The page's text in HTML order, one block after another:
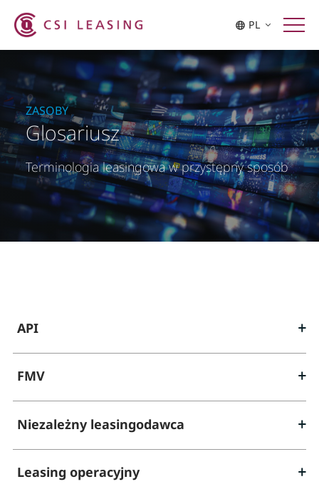
PL
ZASOBY
Glosariusz
Terminologia leasingowa w przystępny sposób
API
FMV
Niezależny leasingodawca
Leasing operacyjny